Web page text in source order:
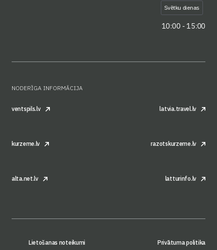
Svētku dienas
10:00 - 15:00
NODERĪGA INFORMĀCIJA
ventspils.lv latvia.travel.lv
kurzeme.lv razotskurzeme.lv
alta.net.lv latturinfo.lv
Lietošanas noteikumi Privātuma politika